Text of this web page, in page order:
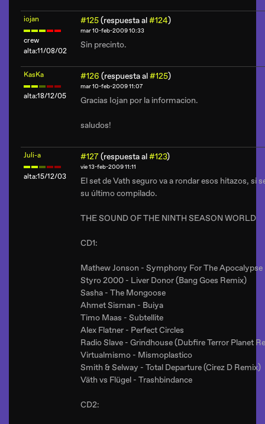
iojan
crew
alta:11/08/02
#125(respuesta al#124)
mar 10-feb-2009 10:33
Sin precinto.
KasKa
alta:18/12/05
#126 (respuesta al#125)
mar 10-feb-2009 11:07
Gracias Iojan por la informacion.
saludos!
Juli-a
alta:15/12/03
#127(respuesta al#123)
vie 13-feb-2009 11:11
El set de Vath seguro va a rondar esos hitazos, si
su último compilado.
THE SOUND OF THE NINTH SEASON WORLD
CD1:
Mathew Jonson - Symphony For The Apocalypse
Styro 2000 - Liver Donor (Bang Goes Remix)
Sasha - The Mongoose
Ahmet Sisman - Buiya
Timo Maas - Subtellite
Alex Flatner - Perfect Circles
Radio Slave - Grindhouse (Dubfire Terror Planet
Virtualmismo - Mismoplastico
Smith & Selway - Total Departure (Cirez D Remix)
Väth vs Flügel - Trashbindance
CD2: